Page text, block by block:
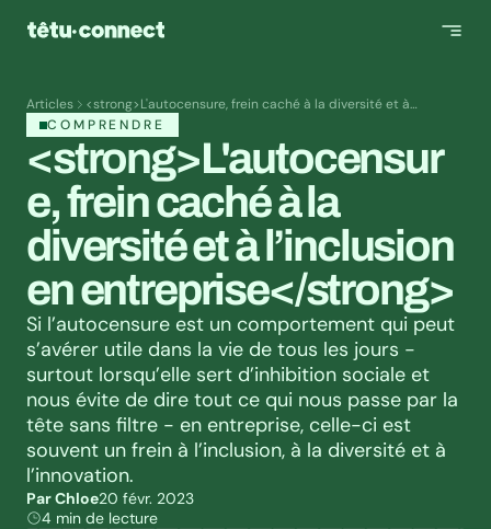
Articles
<strong>L'autocensure, frein caché à la diversité et à
l’inclusion en entreprise</strong>
COMPRENDRE
<strong>L'autocensur
e, frein caché à la
diversité et à l’inclusion
en entreprise</strong>
Si l’autocensure est un comportement qui peut
s’avérer utile dans la vie de tous les jours -
surtout lorsqu’elle sert d’inhibition sociale et
nous évite de dire tout ce qui nous passe par la
tête sans filtre - en entreprise, celle-ci est
souvent un frein à l’inclusion, à la diversité et à
l’innovation.
Par Chloe20 févr. 2023
4 min de lecture